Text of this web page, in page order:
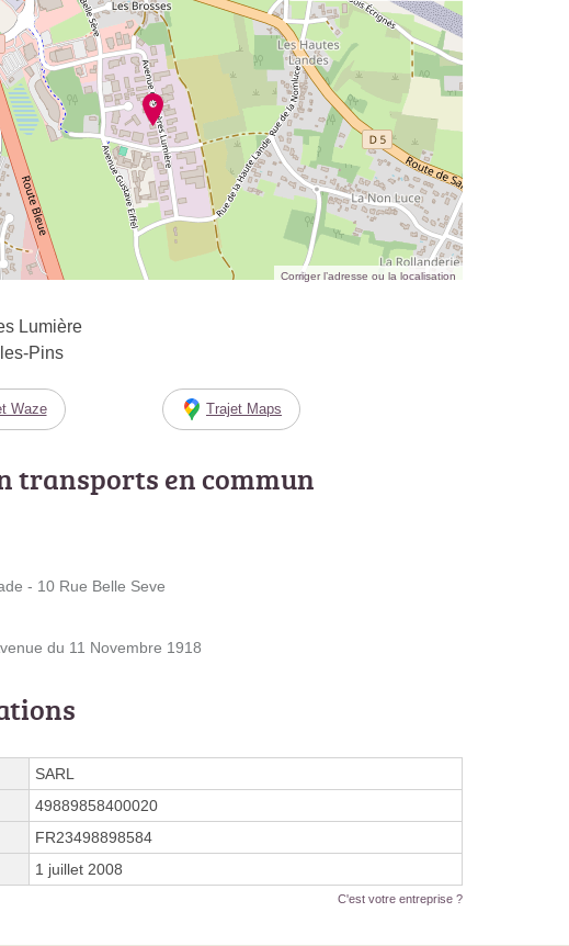
Corriger l’adresse ou la localisation
Lumière
Pins
Waze Trajet Maps
transports en commun
- 10 Rue Belle Seve
du 11 Novembre 1918
SARL
49889858400020
FR23498898584
1 juillet 2008
C'est votre entreprise ?